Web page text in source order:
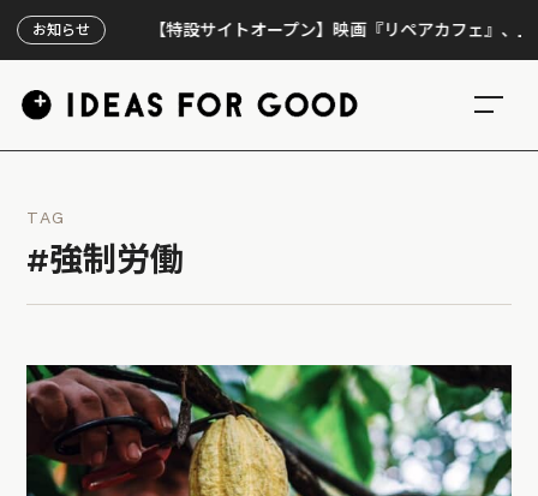
お知らせ【特設サイトオープン】映画『リペアカフェ』、上映300回
TAG
#強制労働